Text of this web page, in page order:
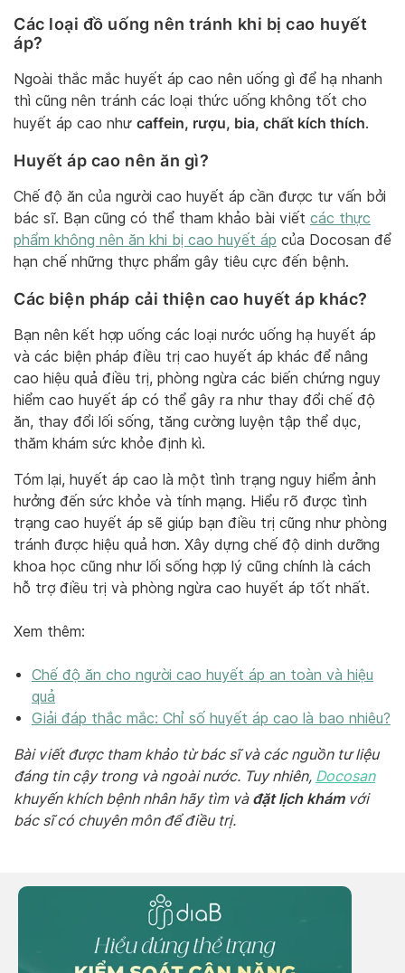
Các loại đồ uống nên tránh khi bị cao huyết
áp?
Ngoài thắc mắc huyết áp cao nên uống gì để hạ nhanh
thì cũng nên tránh các loại thức uống không tốt cho
huyết áp cao như caffein, rượu, bia, chất kích thích.
Huyết áp cao nên ăn gì?
Chế độ ăn của người cao huyết áp cần được tư vấn bởi
bác sĩ. Bạn cũng có thể tham khảo bài viết các thực
phẩm không nên ăn khi bị cao huyết áp của Docosan để
hạn chế những thực phẩm gây tiêu cực đến bệnh.
Các biện pháp cải thiện cao huyết áp khác?
Bạn nên kết hợp uống các loại nước uống hạ huyết áp
và các biện pháp điều trị cao huyết áp khác để nâng
cao hiệu quả điều trị, phòng ngừa các biến chứng nguy
hiểm cao huyết áp có thể gây ra như thay đổi chế độ
ăn, thay đổi lối sống, tăng cường luyện tập thể dục,
thăm khám sức khỏe định kì.
Tóm lại, huyết áp cao là một tình trạng nguy hiểm ảnh
hưởng đến sức khỏe và tính mạng. Hiểu rõ được tình
trạng cao huyết áp sẽ giúp bạn điều trị cũng như phòng
tránh được hiệu quả hơn. Xây dựng chế độ dinh dưỡng
khoa học cũng như lối sống hợp lý cũng chính là cách
hỗ trợ điều trị và phòng ngừa cao huyết áp tốt nhất.
Xem thêm:
Chế độ ăn cho người cao huyết áp an toàn và hiệu
quả
Giải đáp thắc mắc: Chỉ số huyết áp cao là bao nhiêu?
Bài viết được tham khảo từ bác sĩ và các nguồn tư liệu
đáng tin cậy trong và ngoài nước. Tuy nhiên, Docosan
khuyến khích bệnh nhân hãy tìm và đặt lịch khámvới
bác sĩ có chuyên môn để điều trị.